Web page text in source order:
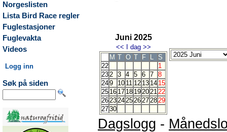
Norgeslisten
Lista Bird Race regler
Fuglestasjoner
Fuglevakta
Videos
Logg inn
Søk på siden
Juni 2025
<< I dag >>
M T O T F L
S
22
1
232 3 4 5 6 7 8
249 10 11 12 13 14 15
25 16 17 18 19202122
2623242526272829
2730
Dagslogg -